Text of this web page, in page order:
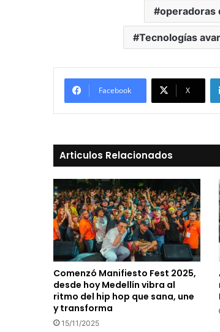
operadoras
Tecnologías
Facebook X
Articulos Relacionados
Comenzó Manifiesto Fest 2025,
desde hoy Medellín vibra al
ritmo del hip hop que sana, une
y transforma
15/11/2025